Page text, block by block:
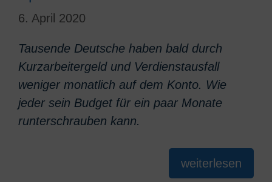
6. April 2020
Tausende Deutsche haben bald durch
Kurzarbeitergeld und Verdienstausfall
weniger monatlich auf dem Konto. Wie
jeder sein Budget für ein paar Monate
runterschrauben kann.
weiterlesen